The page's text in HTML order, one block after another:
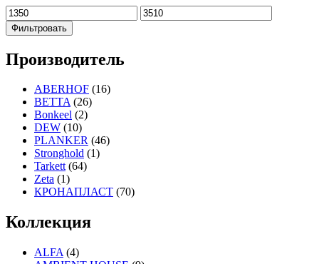
Фильтровать
Производитель
ABERHOF (16)
BETTA (26)
Bonkeel (2)
DEW (10)
PLANKER (46)
Stronghold (1)
Tarkett (64)
Zeta (1)
КРОНАПЛАСТ (70)
Коллекция
ALFA (4)